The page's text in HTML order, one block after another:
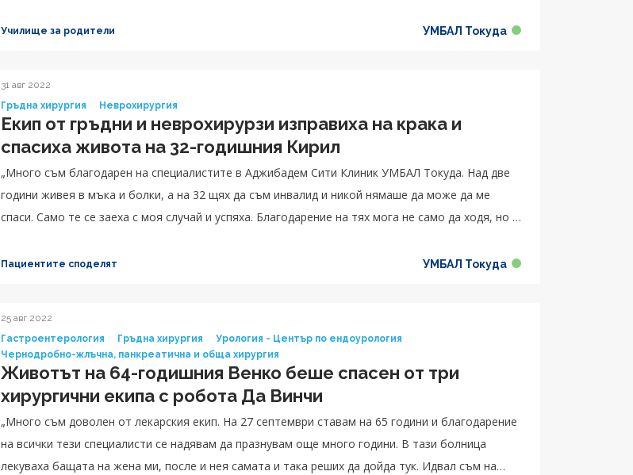
Училище за родители УМБАЛ Токуда
31 авг 2022
Гръдна хирургия
Неврохирургия
Екип от гръдни и неврохирурзи изправиха на крака и
спасиха живота на 32-годишния Кирил
„Много съм благодарен на специалистите в Аджибадем Сити Клиник УМБАЛ Токуда. Над две
години живея в мъка и болки, а на 32 щях да съм инвалид и никой нямаше да може да ме
спаси. Само те се заеха с моя случай и успяха. Благодарение на тях мога не само да ходя, но и
пациентът.
Пациентите споделят УМБАЛ Токуда
25 авг 2022
Гастроентерология
Гръдна хирургия
Урология - Център по ендоурология
Чернодробно-жлъчна, панкреатична и обща хирургия
Животът на 64-годишния Венко беше спасен от три
хирургични екипа с робота Да Винчи
„Много съм доволен от лекарския екип. На 27 септември ставам на 65 години и благодарение
на всички тези специалисти се надявам да празнувам още много години. В тази болница
лекуваха бащата на жена ми, после и нея самата и така реших да дойда тук. Идвал съм на